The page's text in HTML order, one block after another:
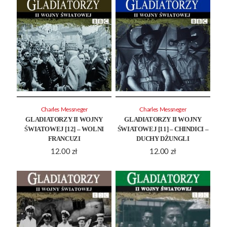
GLADIATORZY II WOJNY
ŚWIATOWEJ [12] – WOLNI
FRANCUZI
12.00 zł
Charles Messneger
GLADIATORZY II WOJNY
ŚWIATOWEJ [11] – CHINDICI –
DUCHY DŻUNGLI
12.00 zł
Charles Messneger